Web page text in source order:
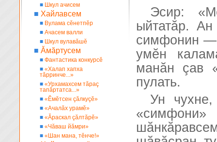
Эсир:
ыйтатăр.
симфонин —
умĕн
манăн çав
пулать.
Ун
■ Шкул ачисем
■ Хайлавсем
■ Вулама сĕнетпĕр
■ Ачасем валли
■ Шкул вулавăшĕ
■ Ăмăртусем
■ Фантастика конкурсĕ
■ «Халап хапха
тăрринче...»
■ «Урхамахсем тăраç
тапăртатса...»
■ «Ĕмĕтсен çăлкуçĕ»
■ «Ачалăх урамĕ»
■ «Ăраскал çăлтăрĕ»
■ «Чăваш йăмри»
■ «Шан мана, тĕнче!»